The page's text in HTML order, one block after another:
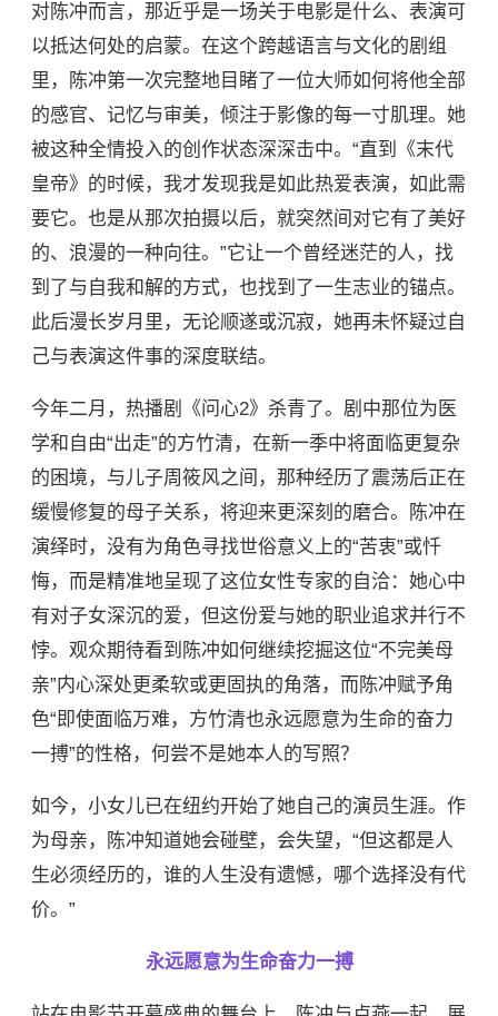
对陈冲而言，那近乎是一场关于电影是什么、表演可
以抵达何处的启蒙。在这个跨越语言与文化的剧组
里，陈冲第一次完整地目睹了一位大师如何将他全部
的感官、记忆与审美，倾注于影像的每一寸肌理。她
被这种全情投入的创作状态深深击中。“直到《末代
皇帝》的时候，我才发现我是如此热爱表演，如此需
要它。也是从那次拍摄以后，就突然间对它有了美好
的、浪漫的一种向往。”它让一个曾经迷茫的人，找
到了与自我和解的方式，也找到了一生志业的锚点。
此后漫长岁月里，无论顺遂或沉寂，她再未怀疑过自
己与表演这件事的深度联结。
今年二月，热播剧《问心2》杀青了。剧中那位为医
学和自由“出走”的方竹清，在新一季中将面临更复杂
的困境，与儿子周筱风之间，那种经历了震荡后正在
缓慢修复的母子关系，将迎来更深刻的磨合。陈冲在
演绎时，没有为角色寻找世俗意义上的“苦衷”或忏
悔，而是精准地呈现了这位女性专家的自洽：她心中
有对子女深沉的爱，但这份爱与她的职业追求并行不
悖。观众期待看到陈冲如何继续挖掘这位“不完美母
亲”内心深处更柔软或更固执的角落，而陈冲赋予角
色“即使面临万难，方竹清也永远愿意为生命的奋力
一搏”的性格，何尝不是她本人的写照？
如今，小女儿已在纽约开始了她自己的演员生涯。作
为母亲，陈冲知道她会碰壁，会失望，“但这都是人
生必须经历的，谁的人生没有遗憾，哪个选择没有代
价。”
永远愿意为生命奋力一搏